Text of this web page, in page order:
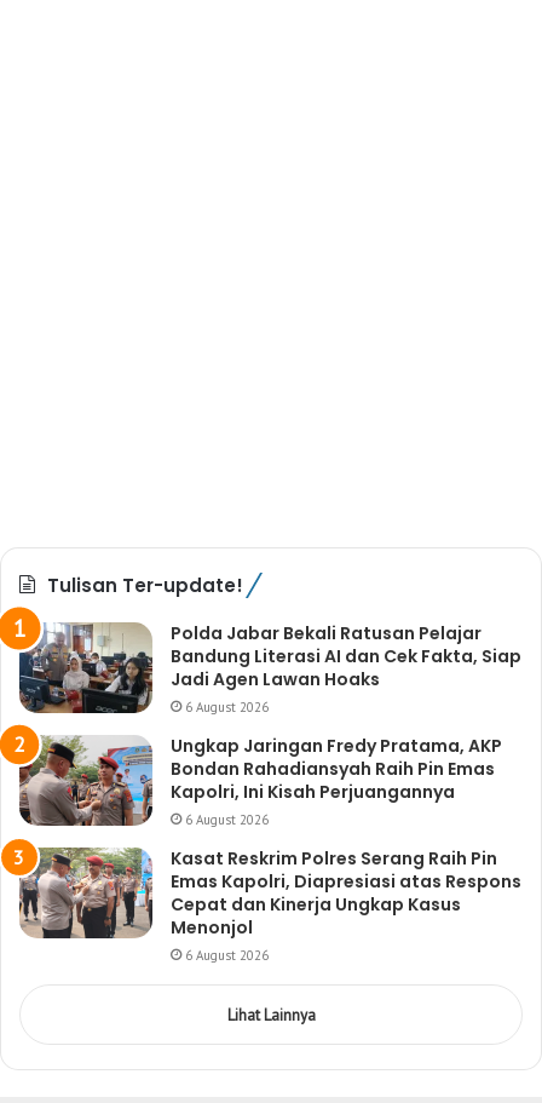
Tulisan Ter-update!
Polda Jabar Bekali Ratusan Pelajar
Bandung Literasi AI dan Cek Fakta, Siap
Jadi Agen Lawan Hoaks
6 August 2026
Ungkap Jaringan Fredy Pratama, AKP
Bondan Rahadiansyah Raih Pin Emas
Kapolri, Ini Kisah Perjuangannya
6 August 2026
Kasat Reskrim Polres Serang Raih Pin
Emas Kapolri, Diapresiasi atas Respons
Cepat dan Kinerja Ungkap Kasus
Menonjol
6 August 2026
Lihat Lainnya